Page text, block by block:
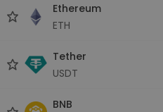
Ethereum
ETH
Tether
USDT
BNB